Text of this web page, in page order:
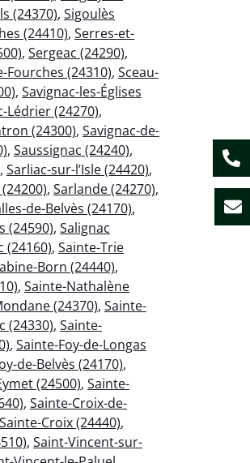
(24370), Sigoulès
(24410), Serres-et-
, Sergeac (24290),
Fourches (24310), Sceau-
, Savignac-les-Églises
Lédrier (24270),
(24300), Savignac-de-
, Saussignac (24240),
, Sarliac-sur-l’Isle (24420),
, Sarlande (24270),
de-Belvès (24170),
(24590), Salignac
(24160), Sainte-Trie
Born (24440),
, Sainte-Nathalène
(24370), Sainte-
(24330), Sainte-
, Sainte-Foy-de-Longas
de-Belvès (24170),
(24500), Sainte-
, Sainte-Croix-de-
Sainte-Croix (24440),
, Saint-Vincent-sur-